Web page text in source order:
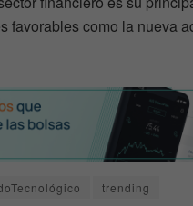
favorables como la nueva
trending